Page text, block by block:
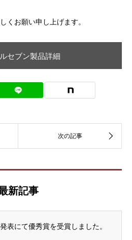
くお願い申し上げます。
セブン製品詳細
新記事
表にて優秀賞を受賞しました。